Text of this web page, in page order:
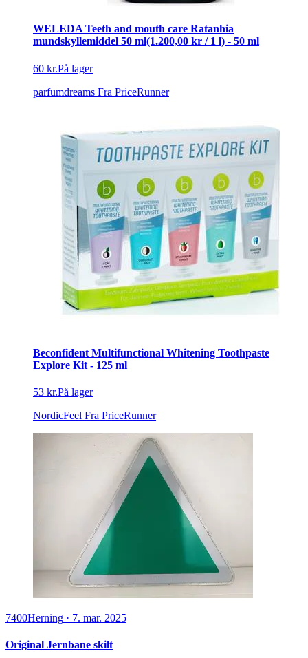
WELEDA Teeth and mouth care Ratanhia
mundskyllemiddel 50 ml(1.200,00 kr / 1 l) - 50 ml
60 kr.På lager
parfumdreams Fra PriceRunner
Beconfident Multifunctional Whitening Toothpaste
Explore Kit - 125 ml
53 kr.På lager
NordicFeel Fra PriceRunner
7400Herning · 7. mar. 2025
Original Jernbane skilt